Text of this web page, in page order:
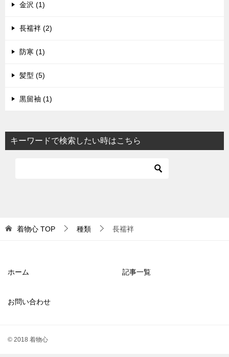
金沢 (1)
長襦袢 (2)
防寒 (1)
髪型 (5)
黒留袖 (1)
キーワードで検索したい時はこちら
着物心 TOP 種類 長襦袢
ホーム 記事一覧
お問い合わせ
© 2018 着物心